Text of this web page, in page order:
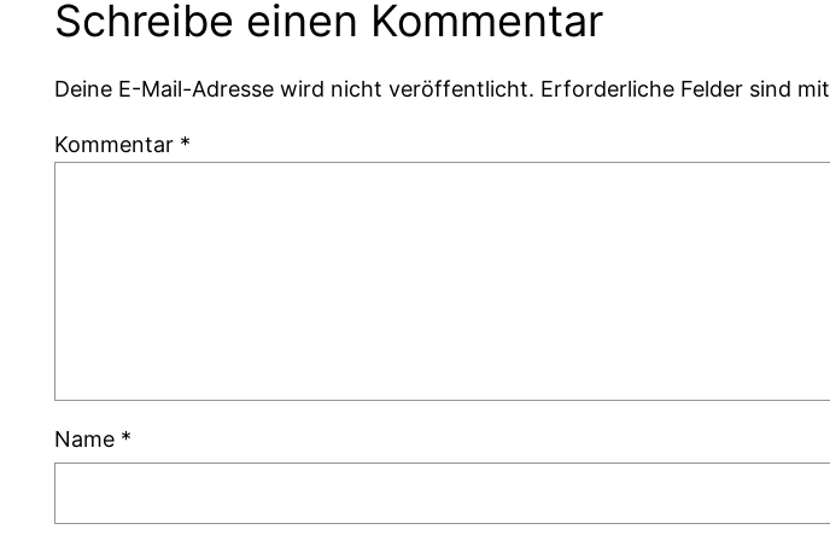
Schreibe einen Kommentar
Deine E-Mail-Adresse wird nicht veröffentlicht. Erforderliche Felder sind mit
Kommentar *
Name *